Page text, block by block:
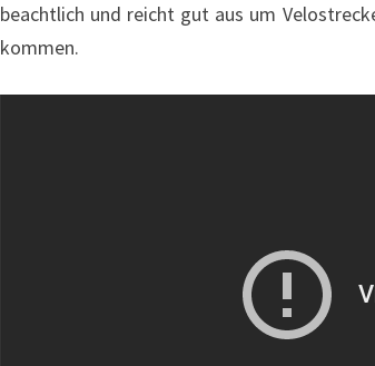
beachtlich und reicht gut aus um
kommen.